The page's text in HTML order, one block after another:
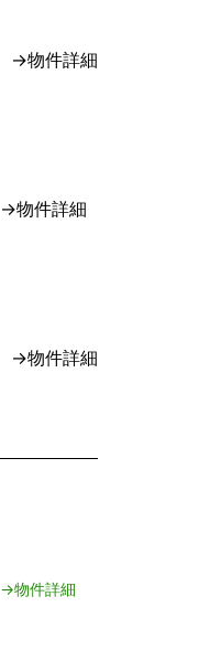
→物件詳細
→物件詳細
→物件詳細
→物件詳細